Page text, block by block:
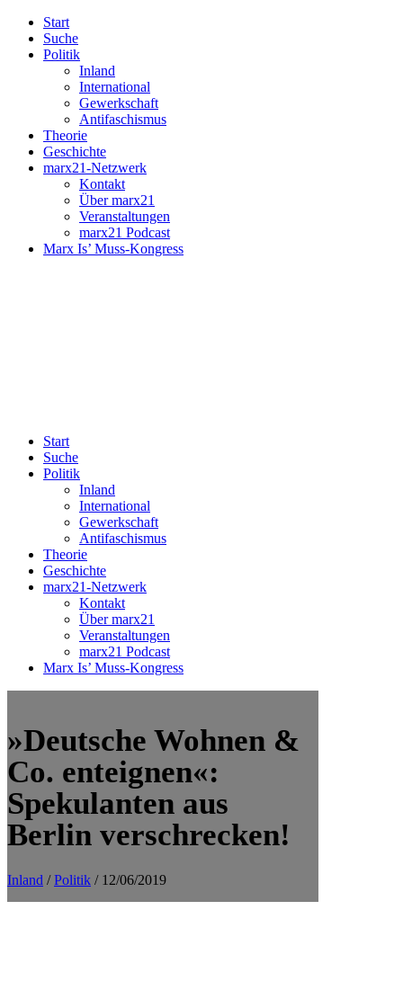
Start
Suche
Politik
Inland
International
Gewerkschaft
Antifaschismus
Theorie
Geschichte
marx21-Netzwerk
Kontakt
Über marx21
Veranstaltungen
marx21 Podcast
Marx Is’ Muss-Kongress
Start
Suche
Politik
Inland
International
Gewerkschaft
Antifaschismus
Theorie
Geschichte
marx21-Netzwerk
Kontakt
Über marx21
Veranstaltungen
marx21 Podcast
Marx Is’ Muss-Kongress
»Deutsche Wohnen &
Co. enteignen«:
Spekulanten aus
Berlin verschrecken!
Inland /Politik / 12/06/2019